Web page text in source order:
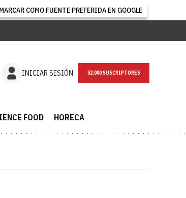
MARCAR COMO FUENTE PREFERIDA EN GOOGLE
INICIAR SESIÓN 52.000 SUSCRIPTORES
FOOD HORECA